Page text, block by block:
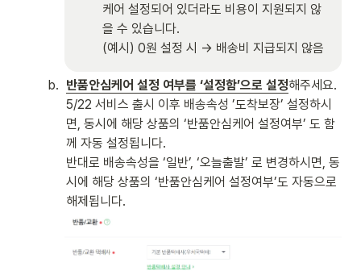
케어 설정되어 있더라도 비용이 지원되지 않
을 수 있습니다.
b. 반품안심케어 설정 여부를 ‘설정함’으로 설정해주세요.
5/22 서비스 출시 이후 배송속성 ’도착보장’ 설정하시
면, 동시에 해당 상품의 ‘반품안심케어 설정여부’ 도 함
께 자동 설정됩니다.
반대로 배송속성을 ‘일반’, ‘오늘출발’ 로 변경하시면, 동
시에 해당 상품의 ‘반품안심케어 설정여부’도 자동으로
해제됩니다.